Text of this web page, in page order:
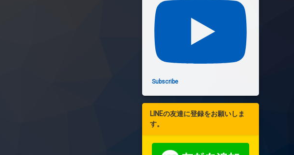
Subscribe
LINEの友達に登録をお願いしま
す。